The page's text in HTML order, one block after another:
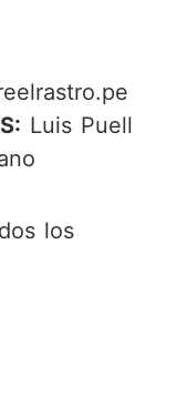
Luis Puell
los